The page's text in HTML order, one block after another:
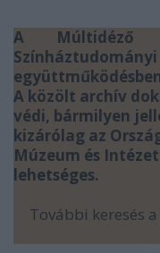
A Múltidéző
A közölt archív
védi, bármilyen
kizárólag az
Múzeum és
lehetséges.
További keresés